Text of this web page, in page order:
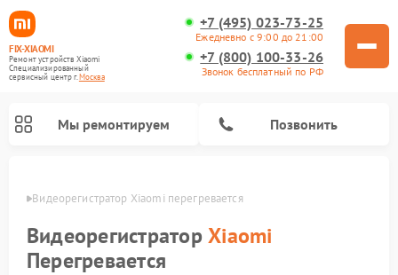
FIX-XIAOMI
Ремонт устройств Xiaomi
Специализированный
cервисный центр г.Москва
+7 (495) 023-73-25
Ежедневно с 9:00 до 21:00
+7 (800) 100-33-26
Звонок бесплатный по РФ
Мы ремонтируем Позвонить
Видеорегистратор Xiaomi перегревается
ВидеорегистраторXiaomi
Перегревается